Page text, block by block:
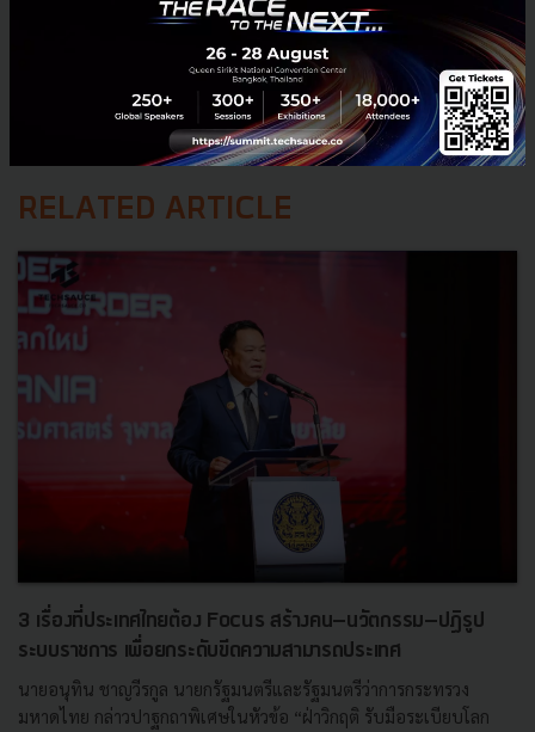
RELATED ARTICLE
3 เรื่องที่ประเทศไทยต้อง Focus สร้างคน–นวัตกรรม–ปฏิรูป
ระบบราชการ เพื่อยกระดับขีดความสามารถประเทศ
นายอนุทิน ชาญวีรกูล นายกรัฐมนตรีและรัฐมนตรีว่าการกระทรวง
มหาดไทย กล่าวปาฐกถาพิเศษในหัวข้อ “ฝ่าวิกฤติ รับมือระเบียบโลก